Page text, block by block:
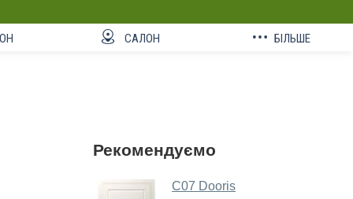
САЛОН БІЛЬШЕ
Рекомендуємо
C07 Dooris